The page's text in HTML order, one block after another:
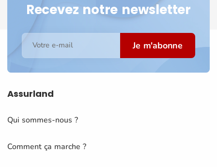
Recevez notre newsletter
Votre e-mail Je m'abonne
Assurland
Qui sommes-nous ?
Comment ça marche ?